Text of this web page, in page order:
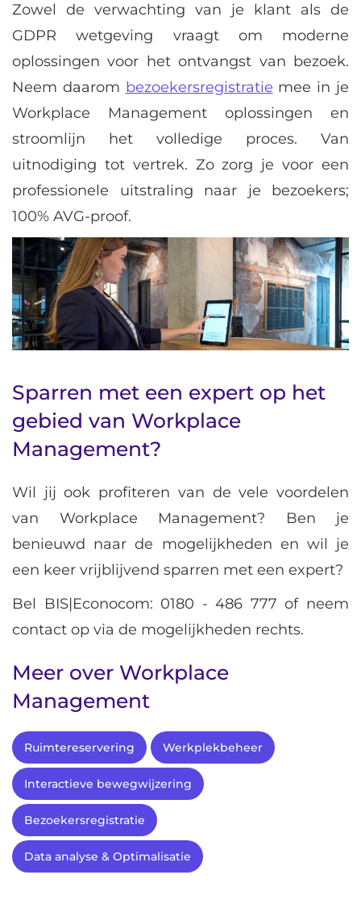
Zowel de verwachting van je klant als de
GDPR wetgeving vraagt om moderne
oplossingen voor het ontvangst van bezoek.
Neem daarom bezoekersregistratie mee in je
Workplace Management oplossingen en
stroomlijn het volledige proces. Van
uitnodiging tot vertrek. Zo zorg je voor een
professionele uitstraling naar je bezoekers;
100% AVG-proof.
Sparren met een expert op het
gebied van Workplace
Management?
Wil jij ook profiteren van de vele voordelen
van Workplace Management? Ben je
benieuwd naar de mogelijkheden en wil je
een keer vrijblijvend sparren met een expert?
Bel BIS|Econocom: 0180 - 486 777of neem
contact op via de mogelijkheden rechts.
Meer over Workplace
Management
Ruimtereservering Werkplekbeheer
Interactieve bewegwijzering
Bezoekersregistratie
Data analyse & Optimalisatie